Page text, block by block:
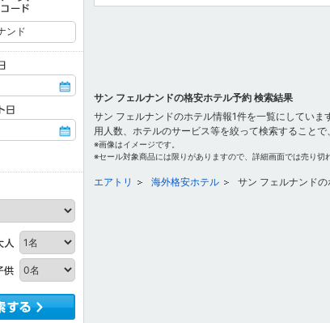
サン フェルナンドの格安ホテル予約 検索結果
サン フェルナンドのホテル情報1件を一覧にしてい
用人数、ホテルのサービス等を絞って検索すること
※画像はイメージです。
※セール対象商品には限りがありますので、詳細画面では売り切
エアトリ 海外格安ホテル サン フェルナンドの